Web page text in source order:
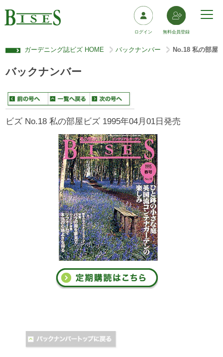
ログイン 無料会員登録
ガーデニング誌ビズ HOME > バックナンバー > No.18 私の部屋
バックナンバー
ビズ No.18 私の部屋ビズ 1995年04月01日発売